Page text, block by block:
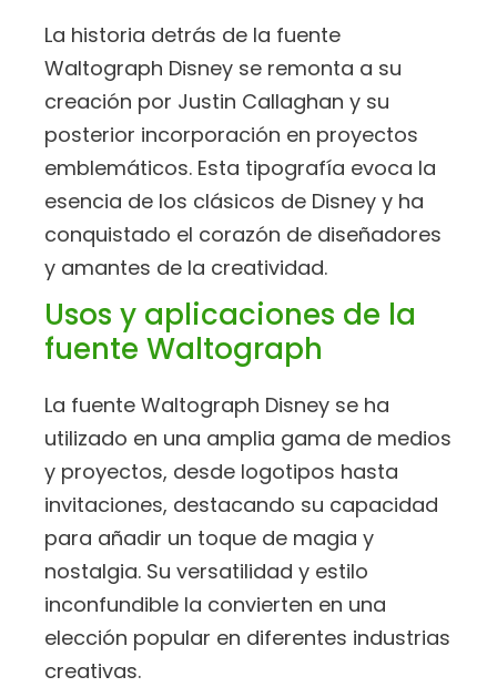
La historia detrás de la fuente
Waltograph Disney se remonta a su
creación por Justin Callaghan y su
posterior incorporación en proyectos
emblemáticos. Esta tipografía evoca la
esencia de los clásicos de Disney y ha
conquistado el corazón de diseñadores
y amantes de la creatividad.
Usos y aplicaciones de la
fuente Waltograph
La fuente Waltograph Disney se ha
utilizado en una amplia gama de medios
y proyectos, desde logotipos hasta
invitaciones, destacando su capacidad
para añadir un toque de magia y
nostalgia. Su versatilidad y estilo
inconfundible la convierten en una
elección popular en diferentes industrias
creativas.